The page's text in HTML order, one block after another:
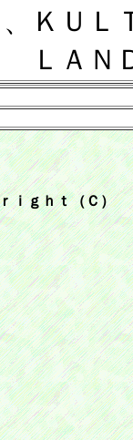
、ＫＵ
ＬＡＮ
ｉｇｈｔ（Ｃ